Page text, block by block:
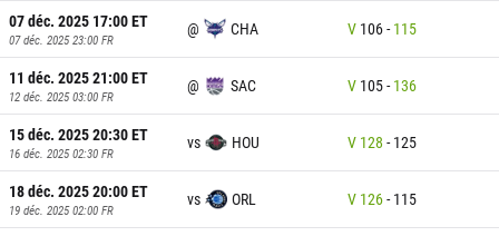
07 déc. 2025 17:00ET
07 déc. 2025 23:00 FR
@ CHA V 106- 115
11 déc. 2025 21:00ET
12 déc. 2025 03:00 FR
@ SAC V 105- 136
15 déc. 2025 20:30ET
16 déc. 2025 02:30 FR
vs HOU V 128 - 125
18 déc. 2025 20:00ET
19 déc. 2025 02:00 FR
vs ORL V 126- 115